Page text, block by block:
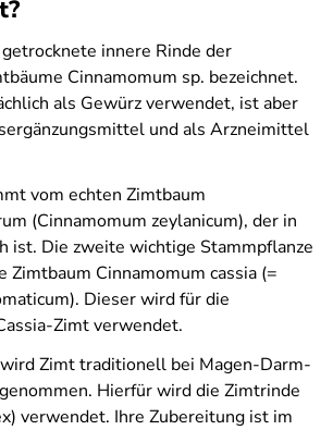
innere Rinde der
Cinnamomum sp. bezeichnet.
als Gewürz verwendet, ist aber
und als Arzneimittel
vom echten Zimtbaum
(Cinnamomum zeylanicum), der in
ist. Die zweite wichtige Stammpflanze
Zimtbaum Cinnamomum cassia (=
Dieser wird für die
Zimt verwendet.
Zimt traditionell bei Magen-Darm-
Hierfür wird die Zimtrinde
verwendet. Ihre Zubereitung ist im